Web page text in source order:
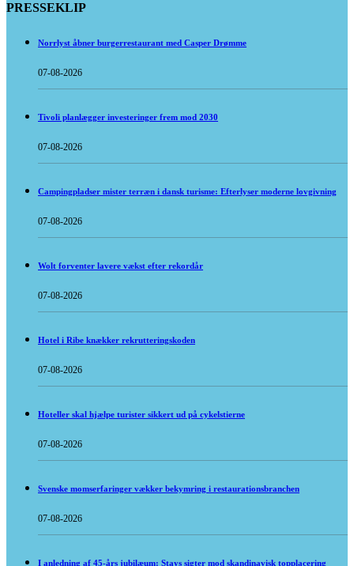
PRESSEKLIP
Norrlyst åbner burgerrestaurant med Casper Drømme
07-08-2026
Tivoli planlægger investeringer frem mod 2030
07-08-2026
Campingpladser mister terræn i dansk turisme: Efterlyser moderne lovgivning
07-08-2026
Wolt forventer lavere vækst efter rekordår
07-08-2026
Hotel i Ribe knækker rekrutteringskoden
07-08-2026
Hoteller skal hjælpe turister sikkert ud på cykelstierne
07-08-2026
Svenske momserfaringer vækker bekymring i restaurationsbranchen
07-08-2026
I anledning af 45-års jubilæum: Stays sigter mod skandinavisk topplacering